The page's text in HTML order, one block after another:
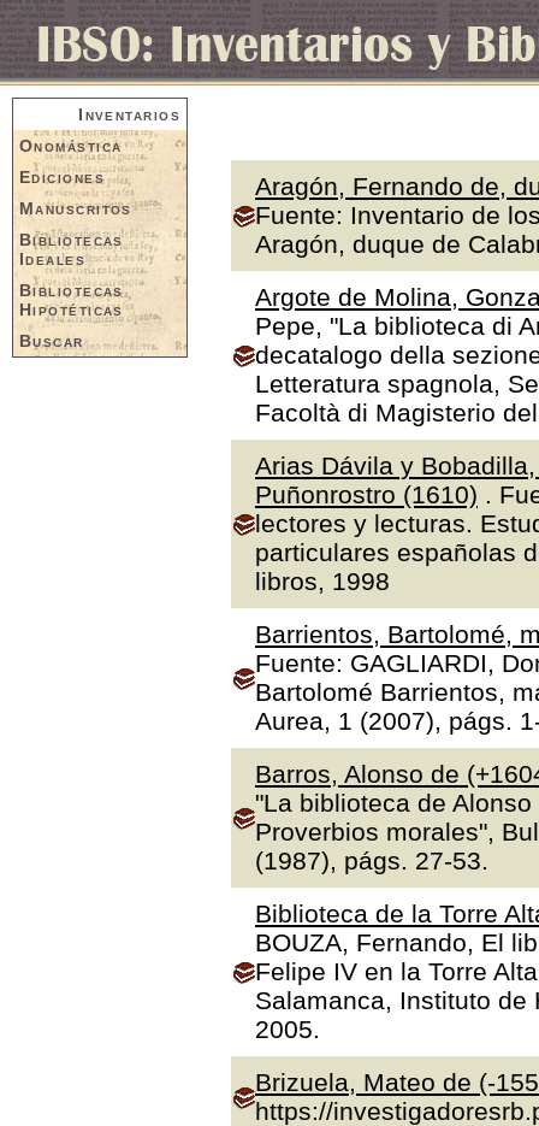
Inventarios
Onomástica
Ediciones
Manuscritos
Bibliotecas
Ideales
Bibliotecas
Hipotéticas
Buscar
Aragón, Fernando de,
Fuente: Inventario de
Aragón, duque de
Argote de Molina,
Pepe, "La biblioteca di
decatalogo della
Letteratura spagnola,
Facoltà di Magisterio
Arias Dávila y
Puñonrostro (1610) .
lectores y lecturas.
particulares españolas
libros, 1998
Barrientos, Bartolomé,
Fuente: GAGLIARDI,
Bartolomé Barrientos,
Aurea, 1 (2007), págs.
Barros, Alonso de
"La biblioteca de
Proverbios morales",
(1987), págs. 27-53.
Biblioteca de la Torre
BOUZA, Fernando, El
Felipe IV en la Torre
Salamanca, Instituto de
2005.
Brizuela, Mateo de (-
https://